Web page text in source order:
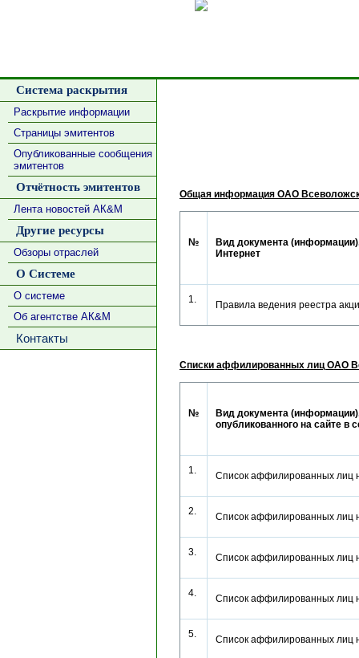
Система раскрытия
Раскрытие информации
Страницы эмитентов
Опубликованные сообщения
эмитентов
Отчётность эмитентов
Лента новостей АК&М
Другие ресурсы
Обзоры отраслей
О Системе
О системе
Об агентстве АК&М
Контакты
Общая информация ОАО
№
Вид документа
Интернет
1. Правила ведения реестра
Списки аффилированных лиц ОАО
№
Вид документа
опубликованного на сайте в
1. Список аффилированных
2. Список аффилированных
3. Список аффилированных
4. Список аффилированных
5. Список аффилированных